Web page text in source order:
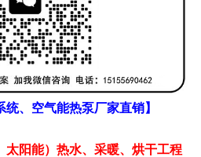
统、空气能热泵厂家直销】
太阳能）热水、采暖、烘干工程